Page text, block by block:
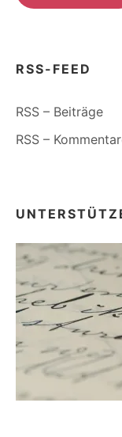
RSS-FEED
RSS – Beiträge
RSS –